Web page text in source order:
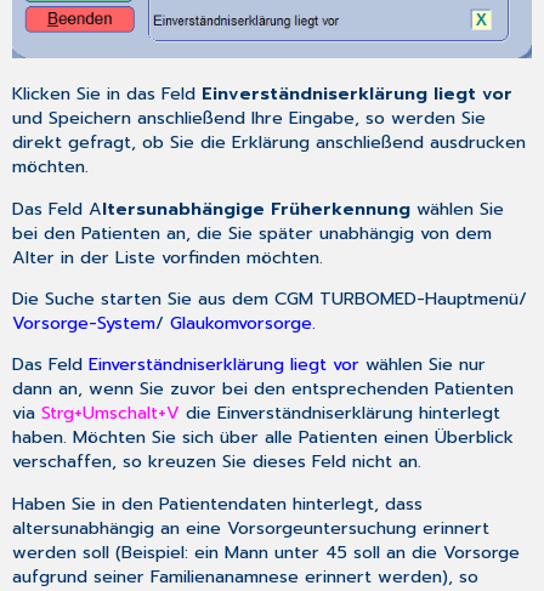
Klicken Sie in das Feld Einverständniserklärung liegt vor
und Speichern anschließend Ihre Eingabe, so werden Sie
direkt gefragt, ob Sie die Erklärung anschließend ausdrucken
möchten.
Das Feld Altersunabhängige Früherkennung wählen Sie
bei den Patienten an, die Sie später unabhängig von dem
Alter in der Liste vorfinden möchten.
Die Suche starten Sie aus demCGM TURBOMED-Hauptmenü/
Vorsorge-System/Glaukomvorsorge.
Das FeldEinverständniserklärung liegt vor wählen Sie nur
dann an, wenn Sie zuvor bei den entsprechenden Patienten
viaStrg+Umschalt+V die Einverständniserklärung hinterlegt
haben. Möchten Sie sich über alle Patienten einen Überblick
verschaffen, so kreuzen Sie dieses Feld nicht an.
Haben Sie in den Patientendaten hinterlegt, dass
altersunabhängig an eine Vorsorgeuntersuchung erinnert
werden soll (Beispiel: ein Mann unter 45 soll an die Vorsorge
aufgrund seiner Familienanamnese erinnert werden), so